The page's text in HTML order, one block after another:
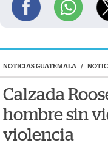
NOTICIAS GUATEMALA /
Calzada
hombre sin
violencia